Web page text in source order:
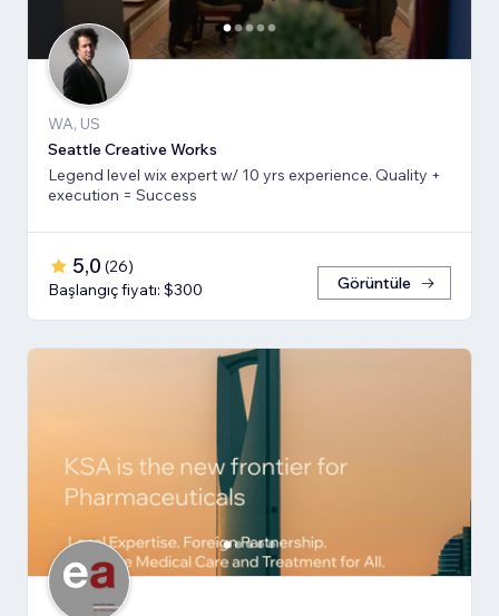
WA, US
Seattle Creative Works
Legend level wix expert w/ 10 yrs experience. Quality +
execution = Success
5,0 (26)
Başlangıç fiyatı: $300
Görüntüle